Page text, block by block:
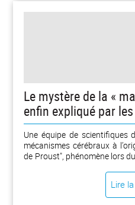
Le mystère de la «
enfin expliqué par
Une équipe de scientifiques
mécanismes cérébraux à
de Proust", phénomène lors
chargés d'émotion, et qui
scientifiquement. Publiés
2026, ces travaux montrent
Lire